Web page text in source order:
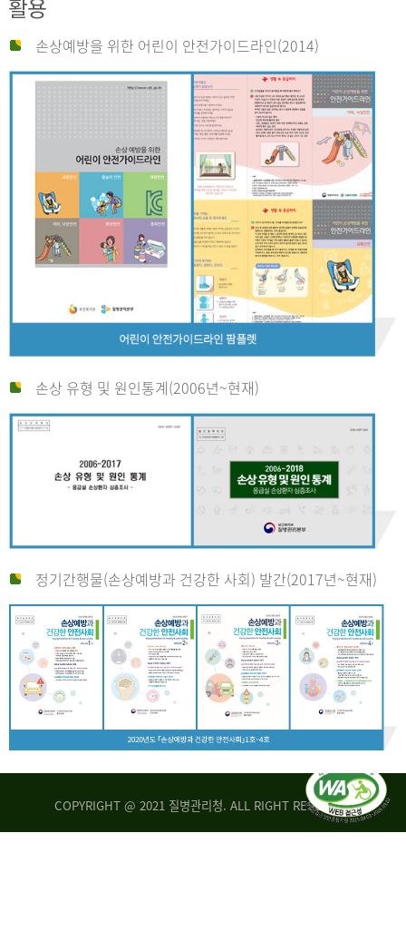
활용
손상예방을 위한 어린이 안전가이드라인(2014)
손상 유형 및 원인통계(2006년~현재)
정기간행물(손상예방과 건강한 사회) 발간(2017년~현재)
COPYRIGHT @ 2021 질병관리청. ALL RIGHT RESERVED